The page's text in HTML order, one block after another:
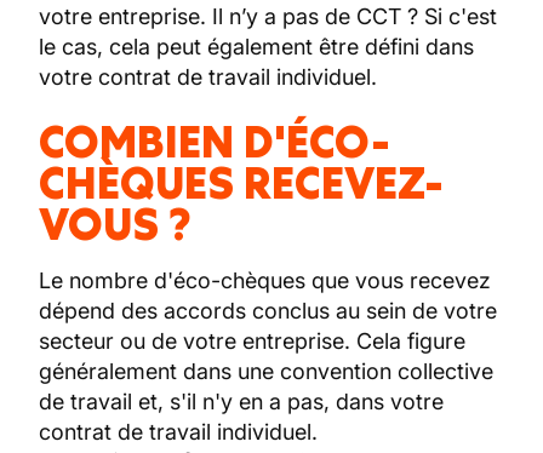
votre entreprise. Il n’y a pas de CCT ? Si c'est
le cas, cela peut également être défini dans
votre contrat de travail individuel.
COMBIEN D'ÉCO-
CHÈQUES RECEVEZ-
VOUS ?
Le nombre d'éco-chèques que vous recevez
dépend des accords conclus au sein de votre
secteur ou de votre entreprise. Cela figure
généralement dans une convention collective
de travail et, s'il n'y en a pas, dans votre
contrat de travail individuel.